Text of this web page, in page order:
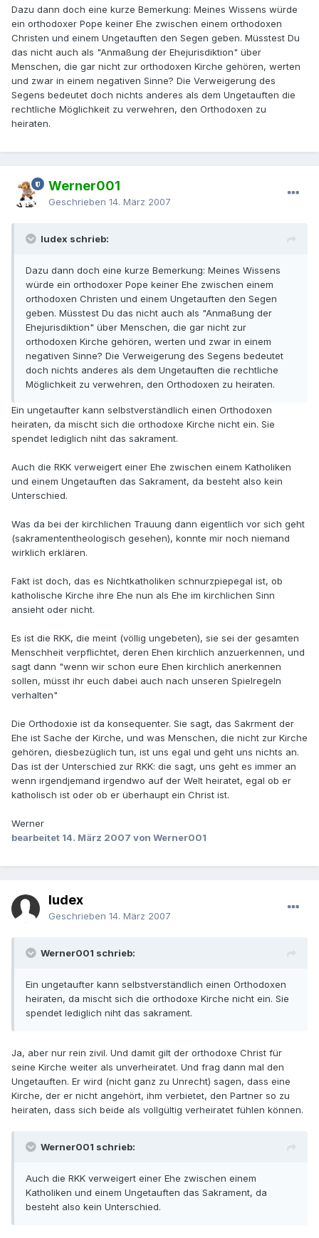
Dazu dann doch eine kurze Bemerkung: Meines Wissens würde
ein orthodoxer Pope keiner Ehe zwischen einem orthodoxen
Christen und einem Ungetauften den Segen geben. Müsstest Du
das nicht auch als "Anmaßung der Ehejurisdiktion" über
Menschen, die gar nicht zur orthodoxen Kirche gehören, werten
und zwar in einem negativen Sinne? Die Verweigerung des
Segens bedeutet doch nichts anderes als dem Ungetauften die
rechtliche Möglichkeit zu verwehren, den Orthodoxen zu
heiraten.
Werner001
Geschrieben 14. März 2007
Iudex schrieb:
Dazu dann doch eine kurze Bemerkung: Meines Wissens
würde ein orthodoxer Pope keiner Ehe zwischen einem
orthodoxen Christen und einem Ungetauften den Segen
geben. Müsstest Du das nicht auch als "Anmaßung der
Ehejurisdiktion" über Menschen, die gar nicht zur
orthodoxen Kirche gehören, werten und zwar in einem
negativen Sinne? Die Verweigerung des Segens bedeutet
doch nichts anderes als dem Ungetauften die rechtliche
Möglichkeit zu verwehren, den Orthodoxen zu heiraten.
Ein ungetaufter kann selbstverständlich einen Orthodoxen
heiraten, da mischt sich die orthodoxe Kirche nicht ein. Sie
spendet lediglich niht das sakrament.
Auch die RKK verweigert einer Ehe zwischen einem Katholiken
und einem Ungetauften das Sakrament, da besteht also kein
Unterschied.
Was da bei der kirchlichen Trauung dann eigentlich vor sich geht
(sakramententheologisch gesehen), konnte mir noch niemand
wirklich erklären.
Fakt ist doch, das es Nichtkatholiken schnurzpiepegal ist, ob
katholische Kirche ihre Ehe nun als Ehe im kirchlichen Sinn
ansieht oder nicht.
Es ist die RKK, die meint (völlig ungebeten), sie sei der gesamten
Menschheit verpflichtet, deren Ehen kirchlich anzuerkennen, und
sagt dann "wenn wir schon eure Ehen kirchlich anerkennen
sollen, müsst ihr euch dabei auch nach unseren Spielregeln
verhalten"
Die Orthodoxie ist da konsequenter. Sie sagt, das Sakrment der
Ehe ist Sache der Kirche, und was Menschen, die nicht zur Kirche
gehören, diesbezüglich tun, ist uns egal und geht uns nichts an.
Das ist der Unterschied zur RKK: die sagt, uns geht es immer an
wenn irgendjemand irgendwo auf der Welt heiratet, egal ob er
katholisch ist oder ob er überhaupt ein Christ ist.
Werner
bearbeitet 14. März 2007 von Werner001
Iudex
Geschrieben 14. März 2007
Werner001 schrieb:
Ein ungetaufter kann selbstverständlich einen Orthodoxen
heiraten, da mischt sich die orthodoxe Kirche nicht ein. Sie
spendet lediglich niht das sakrament.
Ja, aber nur rein zivil. Und damit gilt der orthodoxe Christ für
seine Kirche weiter als unverheiratet. Und frag dann mal den
Ungetauften. Er wird (nicht ganz zu Unrecht) sagen, dass eine
Kirche, der er nicht angehört, ihm verbietet, den Partner so zu
heiraten, dass sich beide als vollgültig verheiratet fühlen können.
Werner001 schrieb:
Auch die RKK verweigert einer Ehe zwischen einem
Katholiken und einem Ungetauften das Sakrament, da
besteht also kein Unterschied.